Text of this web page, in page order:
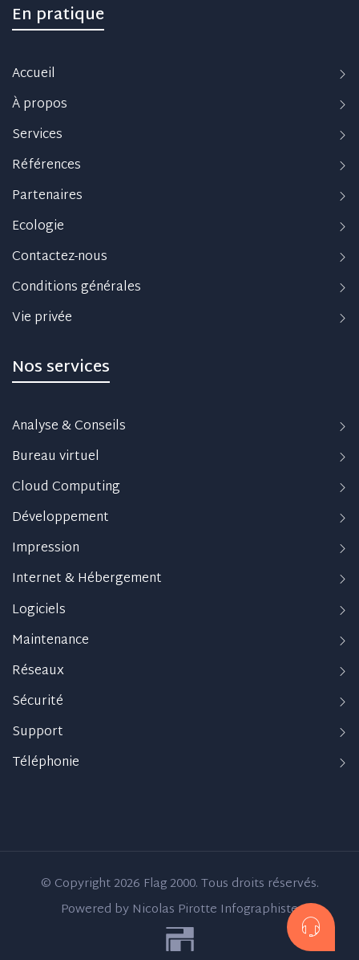
En pratique
Accueil
À propos
Services
Références
Partenaires
Ecologie
Contactez-nous
Conditions générales
Vie privée
Nos services
Analyse & Conseils
Bureau virtuel
Cloud Computing
Développement
Impression
Internet & Hébergement
Logiciels
Maintenance
Réseaux
Sécurité
Support
Téléphonie
© Copyright 2026 Flag 2000. Tous droits réservés.
Powered by Nicolas Pirotte Infographiste